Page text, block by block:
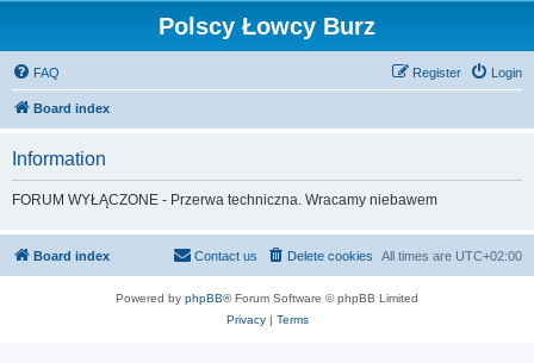
Polscy Łowcy Burz
FAQ Login
Register
Board index
Information
FORUM WYŁĄCZONE - Przerwa techniczna. Wracamy niebawem
Board index All times are UTC+02:00
Delete cookies
Contact us
Powered by phpBB® Forum Software © phpBB Limited
Privacy| Terms